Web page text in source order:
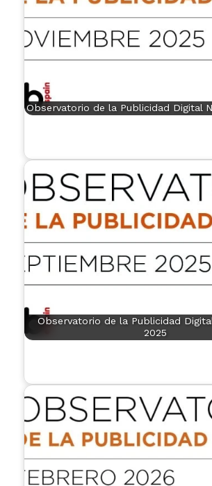
Observatorio de la Publicidad Digital
Observatorio de la Publicidad
2025